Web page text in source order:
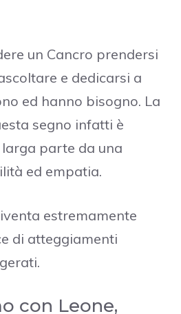
un Cancro prendersi
e dedicarsi a
ed hanno bisogno. La
segno infatti è
parte da una
ed empatia.
estremamente
di atteggiamenti
con Leone,